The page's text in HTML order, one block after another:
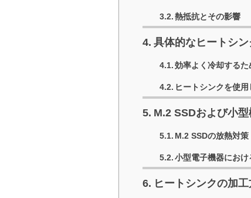
熱抵抗とその影響
具体的なヒートシ
効率よく冷却する
ヒートシンクを使
M.2 SSDおよび小
M.2 SSDの放熱対策
小型電子機器にお
ヒートシンクの加